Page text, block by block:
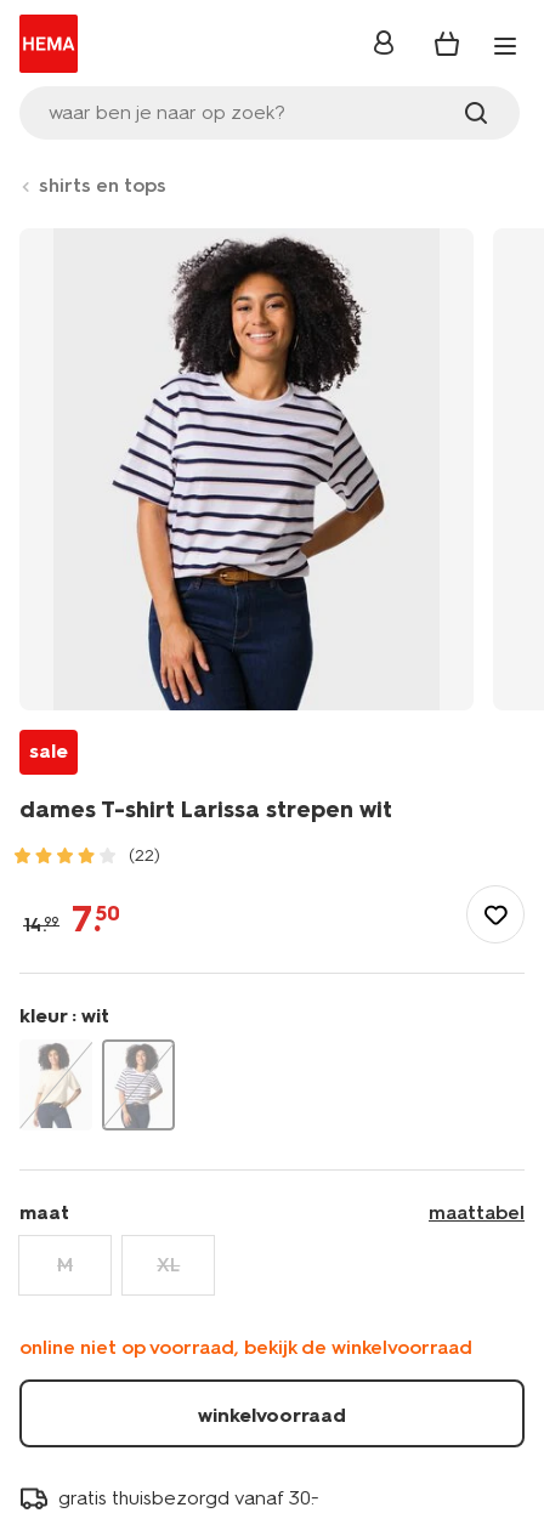
waar ben je naar op zoek?
inloggen
shirts en tops
sale
dames T-shirt Larissa strepen wit
(22)
tops/dames-
t-
larissa-
strepen-
wit-
36210330WHITE.html
14.99 7.50
kleur : wit
maat maattabel
M XL
online niet op voorraad, bekijk de winkelvoorraad
winkelvoorraad
gratis thuisbezorgd vanaf 30.-